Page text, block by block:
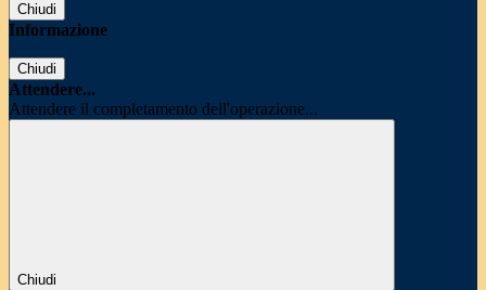
Chiudi
Informazione
Chiudi
Attendere...
Attendere il completamento dell'operazione...
Chiudi